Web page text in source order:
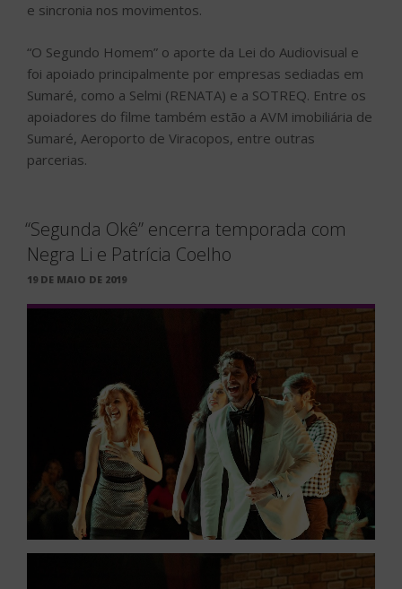
e sincronia nos movimentos.
“O Segundo Homem” o aporte da Lei do Audiovisual e
foi apoiado principalmente por empresas sediadas em
Sumaré, como a Selmi (RENATA) e a SOTREQ. Entre os
apoiadores do filme também estão a AVM imobiliária de
Sumaré, Aeroporto de Viracopos, entre outras
parcerias.
“Segunda Okê” encerra temporada com
Negra Li e Patrícia Coelho
PUBLICADO
19 DE MAIO DE 2019